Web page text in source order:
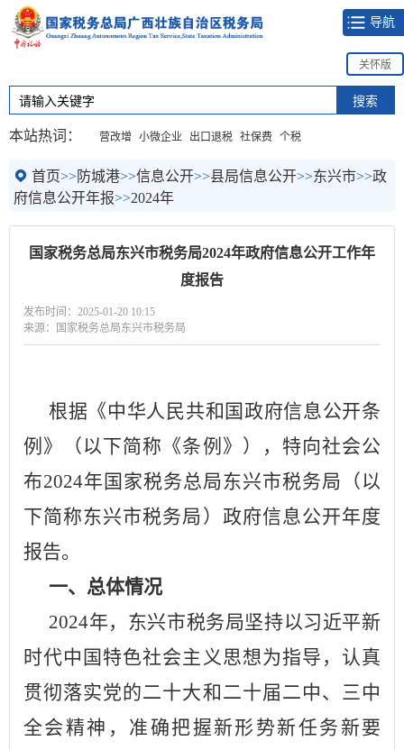
导航
关怀版
本站热词： 营改增 小微企业 出口退税 社保费 个税
首页>>防城港>>信息公开>>县局信息公开>>东兴市>>政
府信息公开年报>>2024年
国家税务总局东兴市税务局2024年政府信息公开工作年
度报告
发布时间：2025-01-20 10:15
来源：国家税务总局东兴市税务局
根据《中华人民共和国政府信息公开条
例》（以下简称《条例》），特向社会公
布2024年国家税务总局东兴市税务局（以
下简称东兴市税务局）政府信息公开年度
报告。
一、总体情况
2024年， 东兴市税务局坚持以习近平新
时代中国特色社会主义思想为指导， 认真
贯彻落实党的二十大和二十届二中、三中
全会精神 ， 准确把握新形势新任务新要